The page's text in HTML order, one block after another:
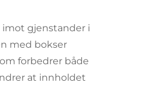
gjenstander i
med bokser
forbedrer både
at innholdet